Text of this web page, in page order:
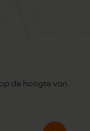
de hoogte van